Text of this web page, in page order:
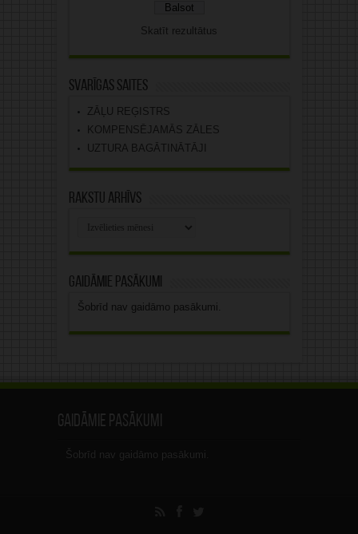
Skatīt rezultātus
Svarīgas saites
ZĀĻU REĢISTRS
KOMPENSĒJAMĀS ZĀLES
UZTURA BAGĀTINĀTĀJI
Rakstu arhīvs
Gaidāmie pasākumi
Šobrīd nav gaidāmo pasākumi.
Gaidāmie pasākumi
Šobrīd nav gaidāmo pasākumi.